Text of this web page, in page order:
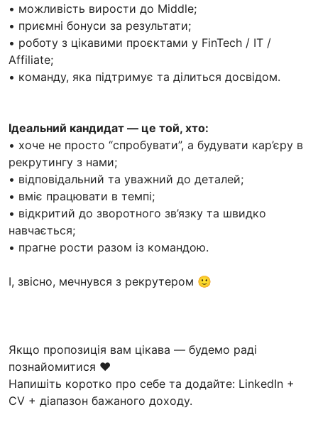
• можливість вирости до Middle;
• приємні бонуси за результати;
• роботу з цікавими проєктами у FinTech / IT /
Affiliate;
• команду, яка підтримує та ділиться досвідом.
Ідеальний кандидат — це той, хто:
• хоче не просто “спробувати”, а будувати кар’єру в
рекрутингу з нами;
• відповідальний та уважний до деталей;
• вміє працювати в темпі;
• відкритий до зворотного зв’язку та швидко
навчається;
• прагне рости разом із командою.
І, звісно, мечнувся з рекрутером 🙂
Якщо пропозиція вам цікава — будемо раді
познайомитися ❤️
Напишіть коротко про себе та додайте: LinkedIn +
CV + діапазон бажаного доходу.